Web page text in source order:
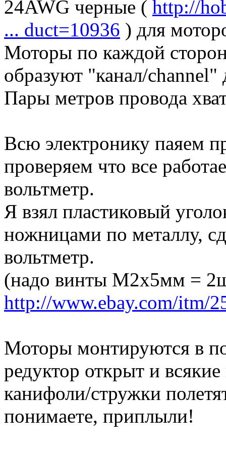
24AWG черные ( http://
... duct=10936 ) для
Моторы по каждой
образуют "канал/channel"
Пары метров провода
Всю электронику паяем
проверяем что все
вольтметр.
Я взял пластиковый
ножницами по металлу,
вольтметр.
(надо винты M2x5мм =
http://www.ebay.com/itm/
Моторы монтируются в
редуктор открыт и
канифоли/стружки
понимаете, приплыли!